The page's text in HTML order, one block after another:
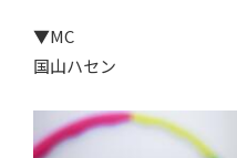
▼MC
国山ハセン